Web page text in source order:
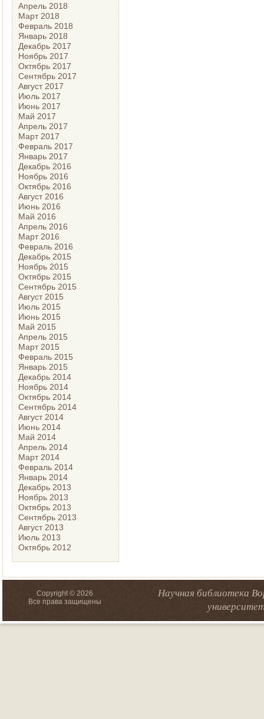
Апрель 2018
Март 2018
Февраль 2018
Январь 2018
Декабрь 2017
Ноябрь 2017
Октябрь 2017
Сентябрь 2017
Август 2017
Июль 2017
Июнь 2017
Май 2017
Апрель 2017
Март 2017
Февраль 2017
Январь 2017
Декабрь 2016
Ноябрь 2016
Октябрь 2016
Август 2016
Июнь 2016
Май 2016
Апрель 2016
Март 2016
Февраль 2016
Декабрь 2015
Ноябрь 2015
Октябрь 2015
Сентябрь 2015
Август 2015
Июль 2015
Июнь 2015
Май 2015
Апрель 2015
Март 2015
Февраль 2015
Январь 2015
Декабрь 2014
Ноябрь 2014
Октябрь 2014
Сентябрь 2014
Август 2014
Июнь 2014
Май 2014
Апрель 2014
Март 2014
Февраль 2014
Январь 2014
Декабрь 2013
Ноябрь 2013
Октябрь 2013
Сентябрь 2013
Август 2013
Июль 2013
Октябрь 2012
Copyright © 2026
Все права защищены
Научная библиотека